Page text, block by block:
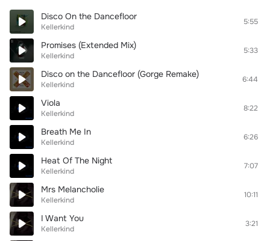
Disco On the Dancefloor
Kellerkind
5:55
Promises (Extended Mix)
Kellerkind
5:33
Disco on the Dancefloor (Gorge Remake)
Kellerkind
6:44
Viola
Kellerkind
8:22
Breath Me In
Kellerkind
6:26
Heat Of The Night
Kellerkind
7:07
Mrs Melancholie
Kellerkind
10:11
I Want You
Kellerkind
3:21